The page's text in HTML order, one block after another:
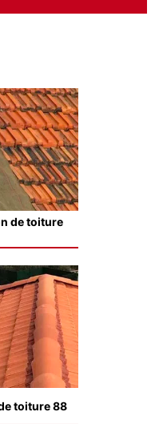
de toiture
toiture 88